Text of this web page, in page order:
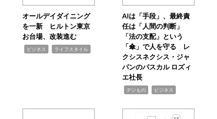
オールデイダイニング
を一新 ヒルトン東京
お台場、改装進む
ビジネス ライフスタイル
AIは「手段」、最終責
任は「人間の判断」
「法の支配」という
「傘」で人を守る レ
クシスネクシス・ジャ
パンのパスカル ロズィ
エ社長
デジもの ビジネス